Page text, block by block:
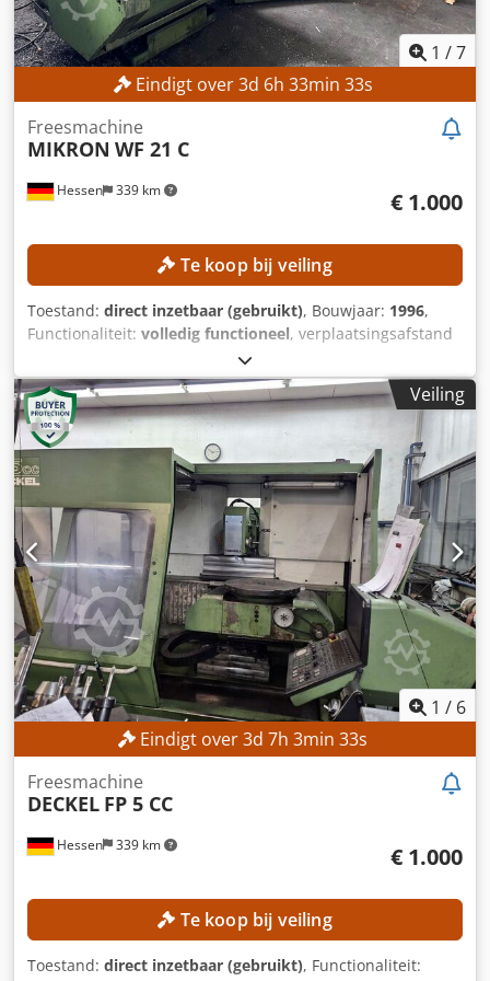
1 /7
Eindigt over3d 6h 33min 31s
Hessen 339 km
Freesmachine
MIKRON WF 21 C
€ 1.000
Te koop bij veiling
Toestand: direct inzetbaar (gebruikt), Bouwjaar: 1996,
Functionaliteit: volledig functioneel, verplaatsingsafstand
, verplaatsing Y-as:
verplaatsingsafstand Z-as:400 mm, tafelbreedte:300 mm,
tafel lengte:450 mm, Geen minimumprijs –
gegarandeerde verkoop tegen het hoogste bod!
TECHNISCHE GEGEVENS Dkedpfx Aszpwx Hequor
Verplaatsingsbereik X-as: 400 mm Verplaatsingsbereik Y-
as: 400 mm Verplaatsingsbereik Z-as: 400 mm Oppervlak
van de spanplaat: 300 x 450 mm Aantal
schroefdraadgaten: 2 x 6
Veiling
1 / 6
Eindigt over3d 7h 3min 31s
Hessen 339 km
Freesmachine
DECKEL FP 5 CC
€ 1.000
Te koop bij veiling
Toestand: direct inzetbaar (gebruikt), Functionaliteit: